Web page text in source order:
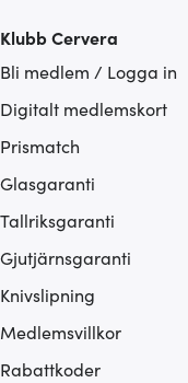
Klubb Cervera
Bli medlem / Logga in
Digitalt medlemskort
Prismatch
Glasgaranti
Tallriksgaranti
Gjutjärnsgaranti
Knivslipning
Medlemsvillkor
Rabattkoder